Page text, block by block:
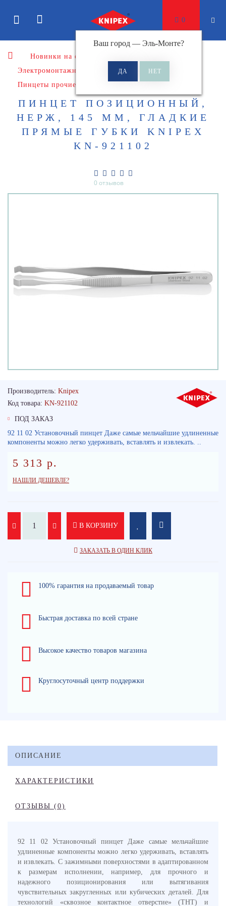
Ваш город — Эль-Монте?
0
Новинки на сайте
Электромонтажный инструмент
Пинцеты
Пинцеты прочие
ПИНЦЕТ ПОЗИЦИОННЫЙ,
НЕРЖ, 145 ММ, ГЛАДКИЕ
ПРЯМЫЕ ГУБКИ KNIPEX
KN-921102
0 отзывов
Производитель: Knipex
Код товара: KN-921102
ПОД ЗАКАЗ
92 11 02 Установочный пинцет Даже самые мельчайшие удлиненные
компоненты можно легко удерживать, вставлять и извлекать. ..
5 313 р.
НАШЛИ ДЕШЕВЛЕ?
В КОРЗИНУ
ЗАКАЗАТЬ В ОДИН КЛИК
100% гарантия на продаваемый товар
Быстрая доставка по всей стране
Высокое качество товаров магазина
Круглосуточный центр поддержки
ОПИСАНИЕ
ХАРАКТЕРИСТИКИ
ОТЗЫВЫ (0)
92 11 02 Установочный пинцет Даже самые мельчайшие
удлиненные компоненты можно легко удерживать, вставлять
и извлекать. С зажимными поверхностями в адаптированном
к размерам исполнении, например, для прочного и
надежного позиционирования или вытягивания
чувствительных закругленных или кубических деталей. Для
технологий «сквозное контактное отверстие» (THT) и